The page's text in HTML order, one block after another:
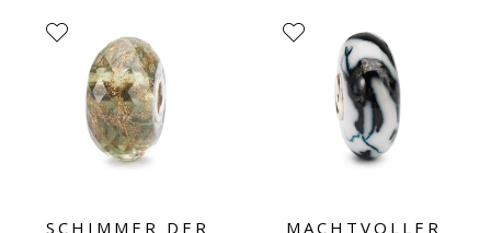
SCHIMMER DER
MACHTVOLLER